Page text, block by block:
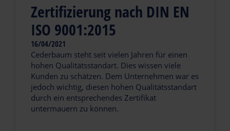
Zertifizierung nach DIN EN
ISO 9001:2015
16/04/2021
Cederbaum steht seit vielen Jahren für einen
hohen Qualitätsstandart. Dies wissen viele
Kunden zu schätzen. Dem Unternehmen war es
jedoch wichtig, diesen hohen Qualitätsstandart
durch ein entsprechendes Zertifikat
untermauern zu können.